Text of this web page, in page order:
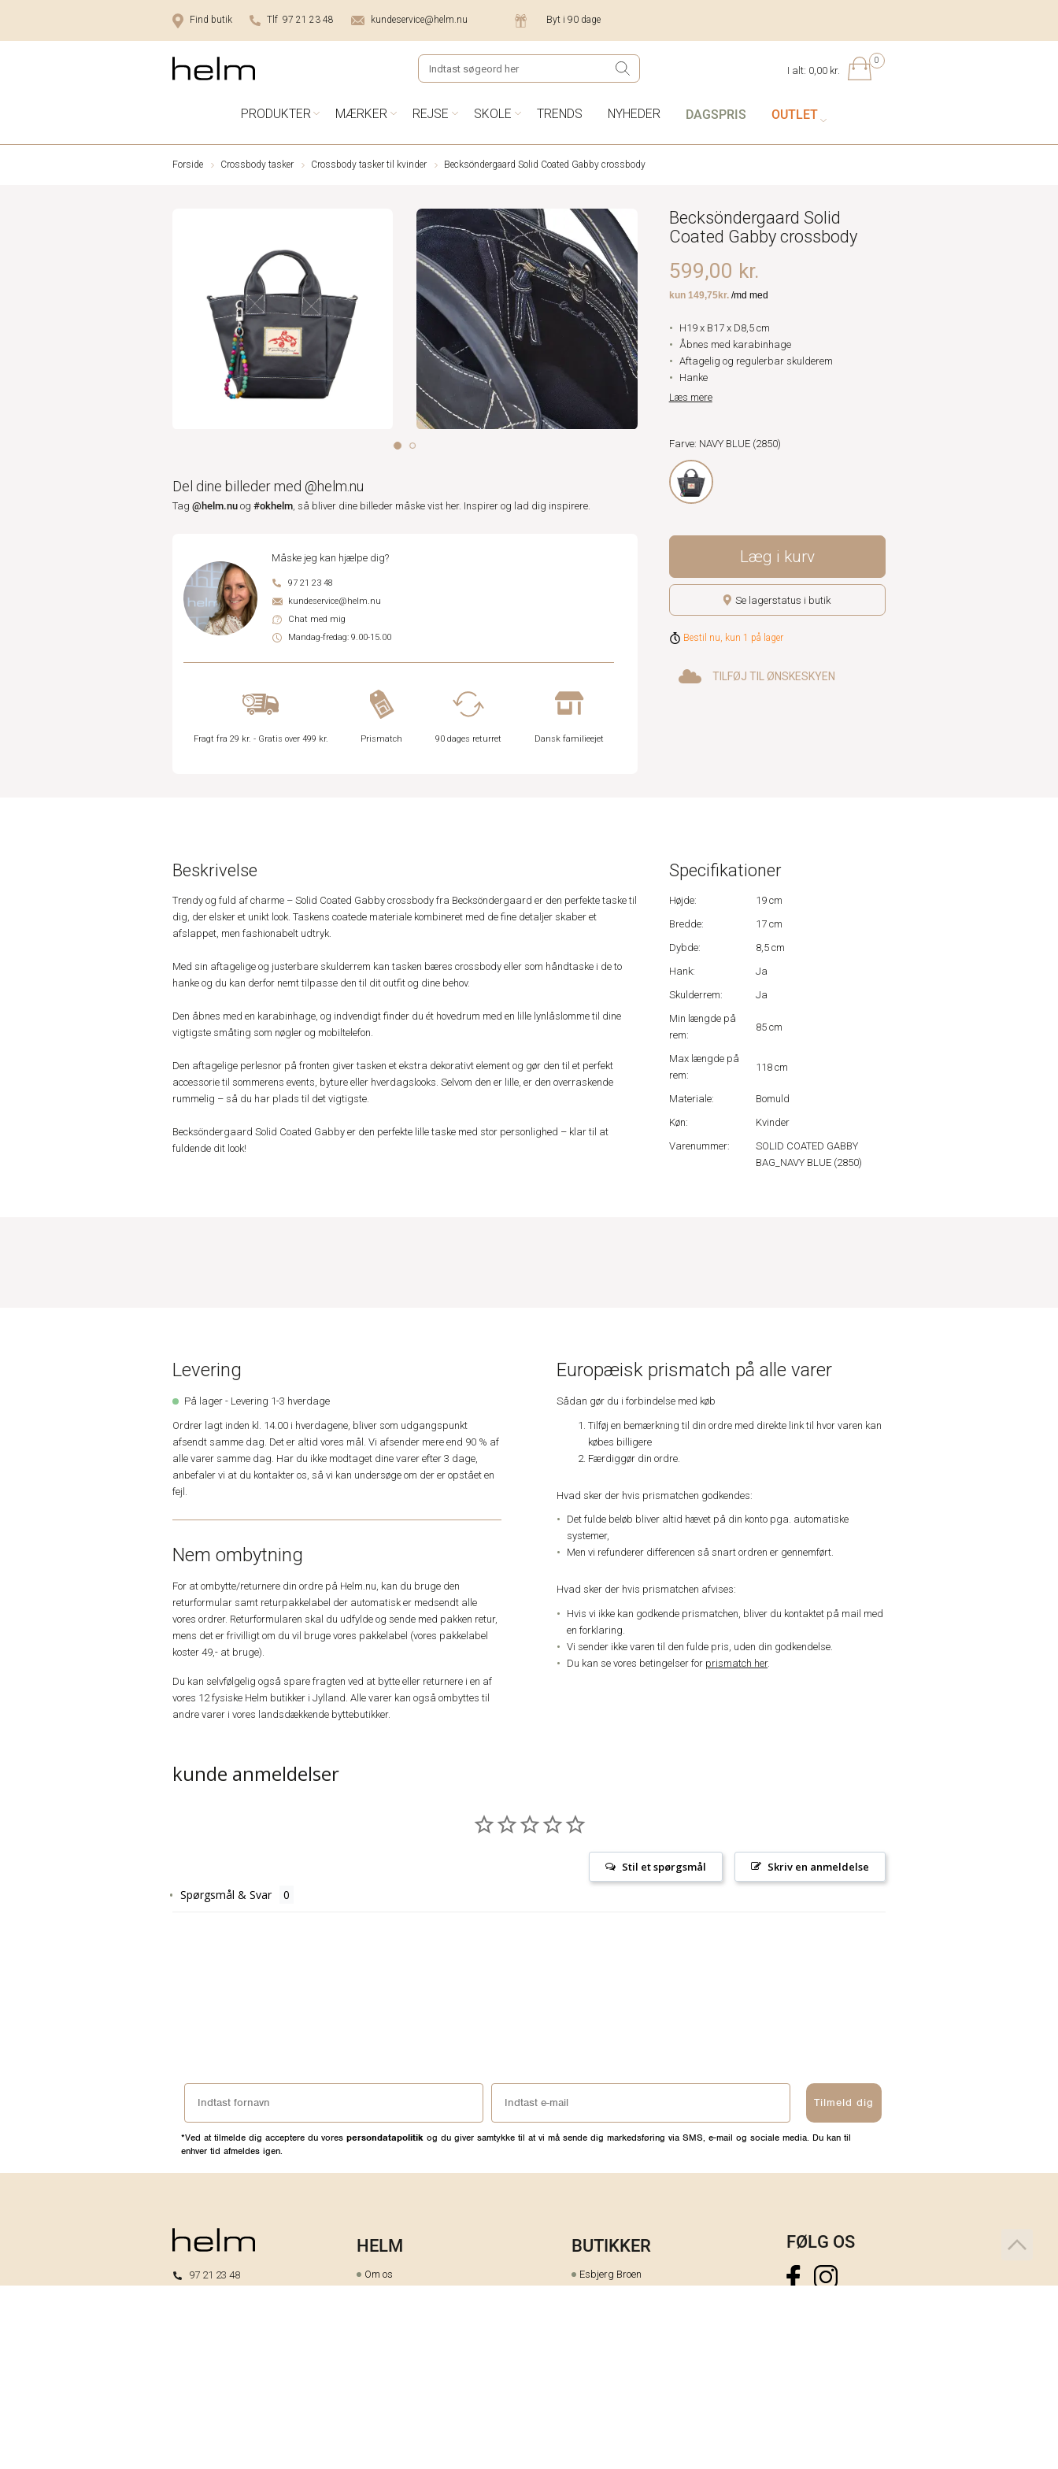
Find butik Tlf 97 21 23 48 kundeservice@helm.nu Byt i 90 dage
0
I alt: 0,00 kr.
PRODUKTER MÆRKER REJSE SKOLE TRENDS NYHEDER DAGSPRIS OUTLET
Forside Crossbody tasker Crossbody tasker til kvinder Becksöndergaard Solid Coated Gabby crossbody
Del dine billeder med @helm.nu
Tag @helm.nu og #okhelm, så bliver dine billeder måske vist her. Inspirer og lad dig inspirere.
Måske jeg kan hjælpe dig?
97 21 23 48
kundeservice@helm.nu
Chat med mig
Mandag-fredag: 9.00-15.00
Fragt fra 29 kr. - Gratis over 499 kr. Prismatch 90 dages returret Dansk familieejet
Becksöndergaard Solid
Coated Gabby crossbody
599,00 kr.
H19 x B17 x D8,5 cm
Åbnes med karabinhage
Aftagelig og regulerbar skulderem
Hanke
Læs mere
Farve: NAVY BLUE (2850)
Læg i kurv
Se lagerstatus i butik
Bestil nu, kun 1 på lager
TILFØJ TIL ØNSKESKYEN
Beskrivelse
Trendy og fuld af charme – Solid Coated Gabby crossbody fra Becksöndergaard er den perfekte taske til
dig, der elsker et unikt look. Taskens coatede materiale kombineret med de fine detaljer skaber et
afslappet, men fashionabelt udtryk.
Med sin aftagelige og justerbare skulderrem kan tasken bæres crossbody eller som håndtaske i de to
hanke og du kan derfor nemt tilpasse den til dit outfit og dine behov.
Den åbnes med en karabinhage, og indvendigt finder du ét hovedrum med en lille lynlåslomme til dine
vigtigste småting som nøgler og mobiltelefon.
Den aftagelige perlesnor på fronten giver tasken et ekstra dekorativt element og gør den til et perfekt
accessorie til sommerens events, byture eller hverdagslooks. Selvom den er lille, er den overraskende
rummelig – så du har plads til det vigtigste.
Becksöndergaard Solid Coated Gabby er den perfekte lille taske med stor personlighed – klar til at
fuldende dit look!
Specifikationer
Højde:
19 cm
Bredde:
17 cm
Dybde:
8,5 cm
Hank:
Ja
Skulderrem:
Ja
Min længde på
rem:
85 cm
Max længde på
rem:
118 cm
Materiale:
Bomuld
Køn:
Kvinder
Varenummer:
SOLID COATED GABBY
BAG_NAVY BLUE (2850)
Levering
På lager - Levering 1-3 hverdage
Ordrer lagt inden kl. 14.00 i hverdagene, bliver som udgangspunkt
afsendt samme dag. Det er altid vores mål. Vi afsender mere end 90 % af
alle varer samme dag. Har du ikke modtaget dine varer efter 3 dage,
anbefaler vi at du kontakter os, så vi kan undersøge om der er opstået en
fejl.
Nem ombytning
For at ombytte/returnere din ordre på Helm.nu, kan du bruge den
returformular samt returpakkelabel der automatisk er medsendt alle
vores ordrer. Returformularen skal du udfylde og sende med pakken retur,
mens det er frivilligt om du vil bruge vores pakkelabel (vores pakkelabel
koster 49,- at bruge).
Du kan selvfølgelig også spare fragten ved at bytte eller returnere i en af
vores 12 fysiske Helm butikker i Jylland. Alle varer kan også ombyttes til
andre varer i vores landsdækkende byttebutikker.
Europæisk prismatch på alle varer
Sådan gør du i forbindelse med køb
Tilføj en bemærkning til din ordre med direkte link til hvor varen kan
købes billigere
Færdiggør din ordre.
Hvad sker der hvis prismatchen godkendes:
Det fulde beløb bliver altid hævet på din konto pga. automatiske
systemer,
Men vi refunderer differencen så snart ordren er gennemført.
Hvad sker der hvis prismatchen afvises:
Hvis vi ikke kan godkende prismatchen, bliver du kontaktet på mail med
en forklaring.
Vi sender ikke varen til den fulde pris, uden din godkendelse.
Du kan se vores betingelser for prismatch her.
kunde anmeldelser
Skriv en anmeldelse
Stil et spørgsmål
Spørgsmål & Svar
Tilmeld dig
*Ved at tilmelde dig acceptere du vores persondatapolitik og du giver samtykke til at vi må sende dig markedsføring via SMS, e-mail og sociale media. Du kan til
enhver tid afmeldes igen.
97 21 23 48
HELM
Om os
BUTIKKER
Esbjerg Broen
FØLG OS